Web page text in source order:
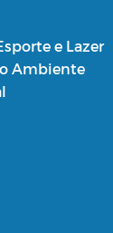
e Lazer
Ambiente